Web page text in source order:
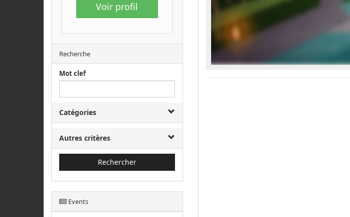
Voir profil
Recherche
Mot clef
Catégories
Autres critères
Rechercher
Events